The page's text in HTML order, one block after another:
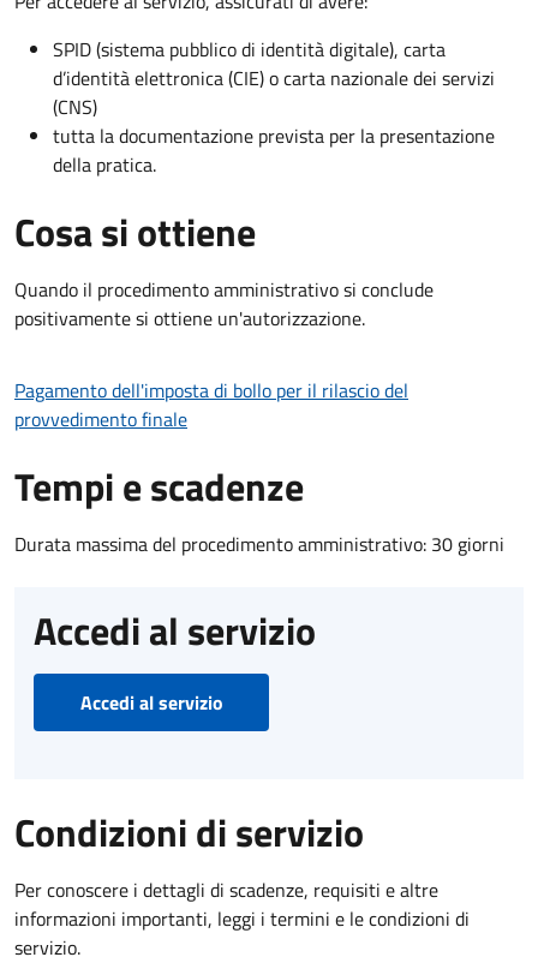
SPID (sistema pubblico di identità digitale), carta
d’identità elettronica (CIE) o carta nazionale dei servizi
(CNS)
tutta la documentazione prevista per la presentazione
della pratica.
Cosa si ottiene
Quando il procedimento amministrativo si conclude
positivamente si ottiene un'autorizzazione.
Pagamento dell'imposta di bollo per il rilascio del
provvedimento finale
Tempi e scadenze
Durata massima del procedimento amministrativo: 30 giorni
Accedi al servizio
Accedi al servizio
Condizioni di servizio
Per conoscere i dettagli di scadenze, requisiti e altre
informazioni importanti, leggi i termini e le condizioni di
servizio.